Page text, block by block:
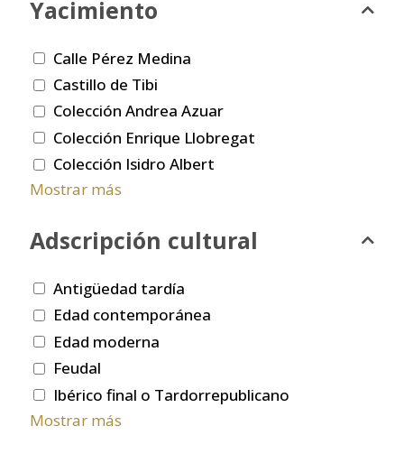
Yacimiento
Calle Pérez Medina
Castillo de Tibi
Colección Andrea Azuar
Colección Enrique Llobregat
Colección Isidro Albert
Mostrar más
Adscripción cultural
Antigüedad tardía
Edad contemporánea
Edad moderna
Feudal
Ibérico final o Tardorrepublicano
Mostrar más